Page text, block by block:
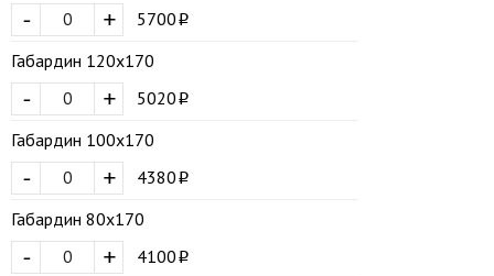
+
-
5700
Габардин 120х170
+
-
5020
Габардин 100х170
+
-
4380
Габардин 80х170
+
-
4100